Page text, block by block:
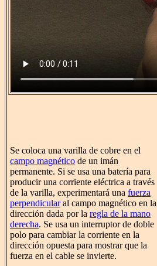
Se coloca una varilla de cobre en el
campo magnético de un imán
permanente. Si se usa una batería para
producir una corriente eléctrica a través
de la varilla, experimentará una fuerza
perpendicularal campo magnético en la
dirección dada por la regla de la mano
derecha. Se usa un interruptor de doble
polo para cambiar la corriente en la
dirección opuesta para mostrar que la
fuerza en el cable se invierte.